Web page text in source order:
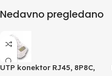
Nedavno pregledano
UTP konektor RJ45, 8P8C,